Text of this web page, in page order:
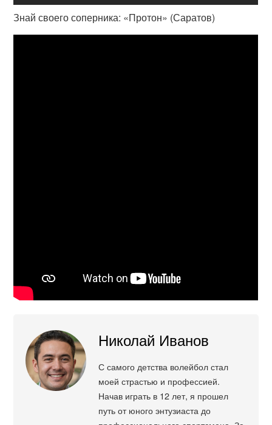
Знай своего соперника: «Протон» (Саратов)
Николай Иванов
С самого детства волейбол стал
моей страстью и профессией.
Начав играть в 12 лет, я прошел
путь от юного энтузиаста до